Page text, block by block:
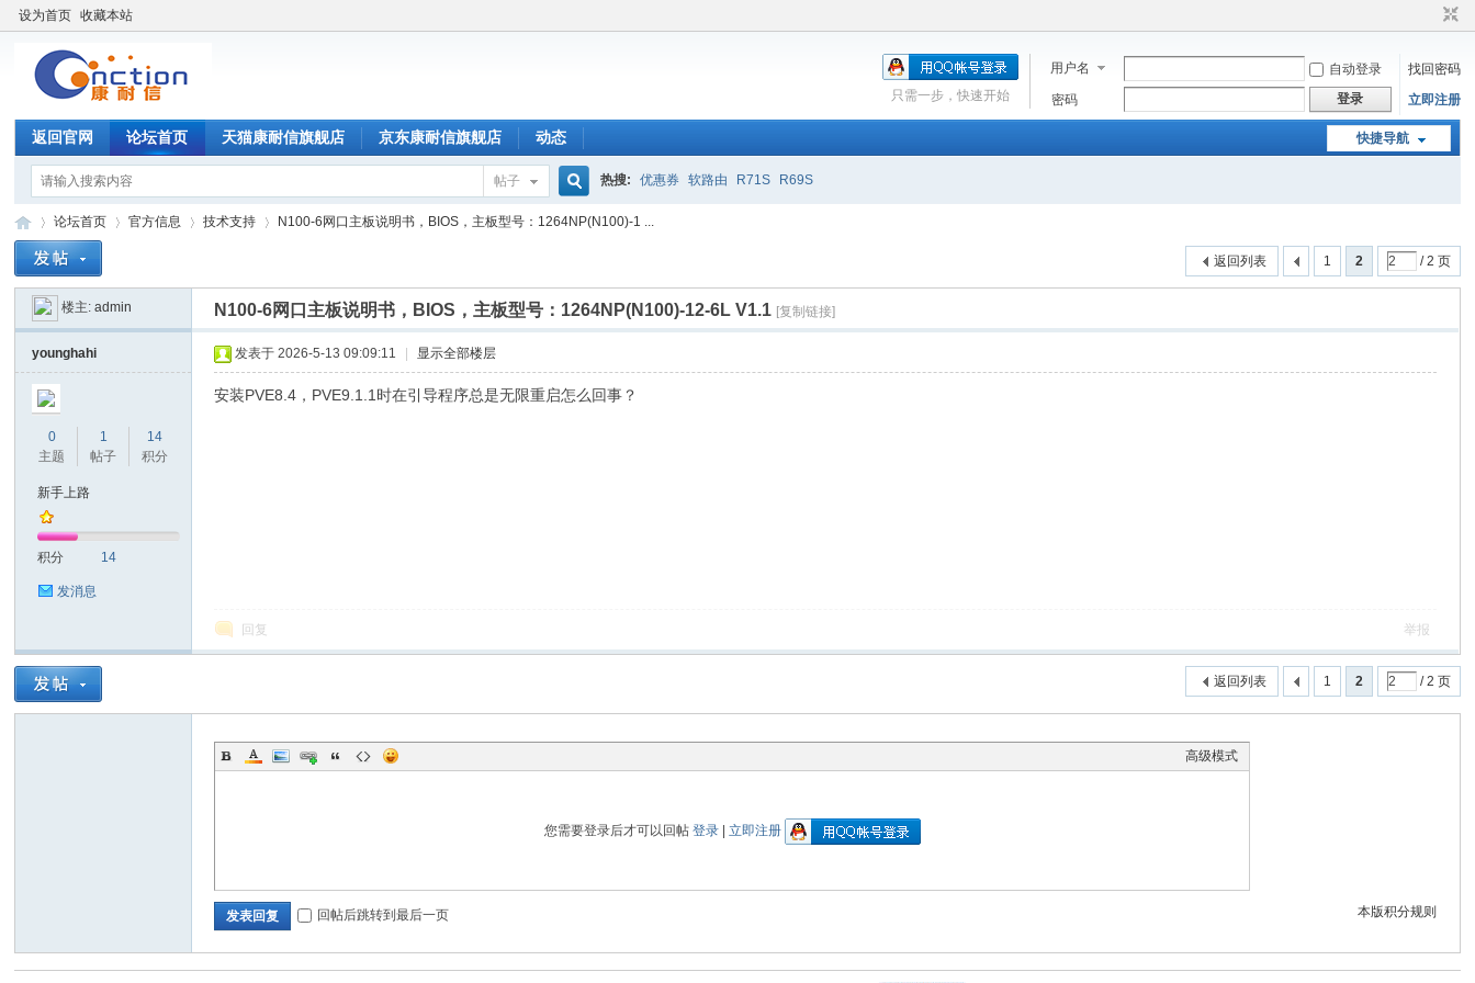
设为首页 收藏本站
用户名 自动登录
找回密码
密码
登录 立即注册
只需一步，快速开始
快捷导航
返回官网 论坛首页 天猫康耐信旗舰店 京东康耐信旗舰店 动态
帖子
搜
索
热搜: 优惠券 软路由 R71S R69S
(C
»
论坛首页
›
官方信息 技术支持
›
N100-6网口主板说明书，BIOS，主板型号：1264NP(N100)-1 ...
1 2 / 2 页
返回列表
楼主:admin N100-6网口主板说明书，BIOS，主板型号：1264NP(N100)-12-6L V1.1 [复制链接]
younghahi
0
主题
1
帖子
14
积分
新手上路
积分 14
发消息
发表于 2026-5-13 09:09:11 显示全部楼层
安装PVE8.4，PVE9.1.1时在引导程序总是无限重启怎么回事？
回复 举报
1 2 / 2 页
返回列表
高级模式
您需要登录后才可以回帖 登录| 立即注册
本版积分规则
发表回复 回帖后跳转到最后一页